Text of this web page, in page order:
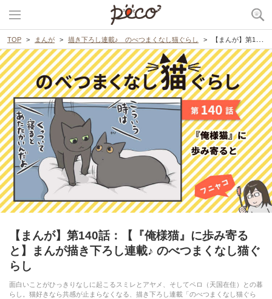
TOP まんが 描き下ろし連載♪ のべつまくなし猫ぐらし 【まんが】第140話：【『俺様猫』に歩み寄ると】まんが描き下ろし連載♪ のべつまくなし猫ぐらし
【まんが】第140話：【『俺様猫』に歩み寄る
と】まんが描き下ろし連載♪ のべつまくなし猫ぐ
らし
面白いことがひっきりなしに起こるスミレとアヤメ、そしてペロ（天国在住）との暮
らし。猫好きなら共感が止まらなくなる、描き下ろし連載「のべつまくなし猫ぐら